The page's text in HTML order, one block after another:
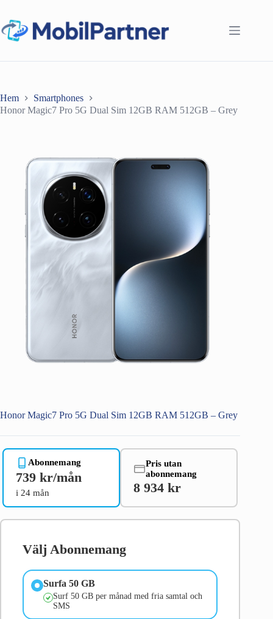
innehåll
Hem
Smartphones
Honor Magic7 Pro 5G Dual Sim 12GB RAM 512GB – Grey
Honor Magic7 Pro 5G Dual Sim 12GB RAM 512GB – Grey
Abonnemang
739 kr/mån
i 24 mån
Pris utan
abonnemang
8 934 kr
Välj Abonnemang
Surfa 50 GB
Surf 50 GB per månad med fria samtal och
SMS